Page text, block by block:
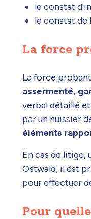
le constat
le constat
La force
La force
assermenté,
verbal détaillé
par un huissier
éléments
En cas de litige,
Ostwald, il est
pour effectuer
Pour